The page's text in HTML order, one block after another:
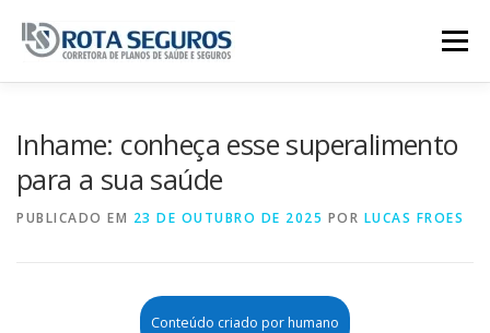
Menu
Inhame: conheça esse superalimento
para a sua saúde
PUBLICADO EM 23 DE OUTUBRO DE 2025 POR LUCAS FROES
Conteúdo criado por humano